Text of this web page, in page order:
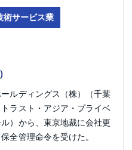
術サービス業
ルディングス（株）（千葉
ラスト・アジア・プライベ
）から、東京地裁に会社更
全管理命令を受けた。